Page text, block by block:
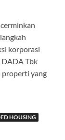
korporasi
DADA Tbk
properti yang
HOUSING